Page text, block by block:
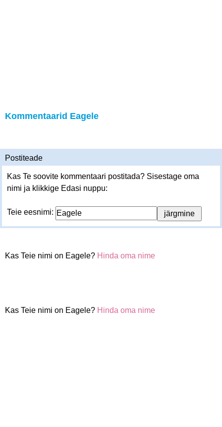
Kommentaarid Eagele
Postiteade
Kas Te soovite kommentaari postitada? Sisestage oma
nimi ja klikkige Edasi nuppu:
Teie eesnimi:
Kas Teie nimi on Eagele? Hinda oma nime
Kas Teie nimi on Eagele? Hinda oma nime